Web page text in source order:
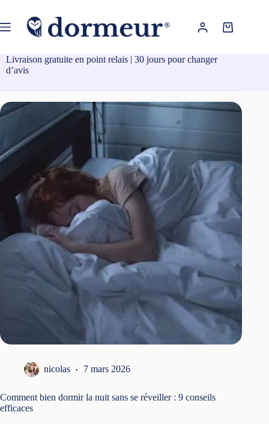
contenu
Panier
Livraison gratuite en point relais | 30 jours pour changer
d’avis
nicolas 7 mars 2026
Comment bien dormir la nuit sans se réveiller : 9 conseils
efficaces